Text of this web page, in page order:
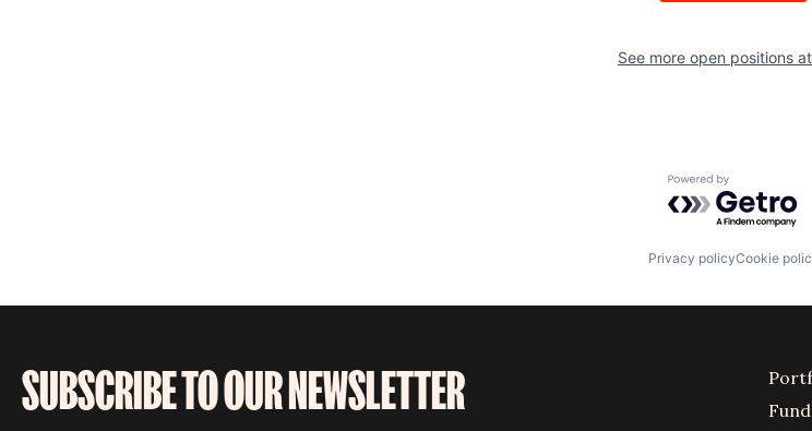
See more open positions at
Powered by
Privacy policyCookie
SUBSCRIBE TO OUR NEWSLETTER